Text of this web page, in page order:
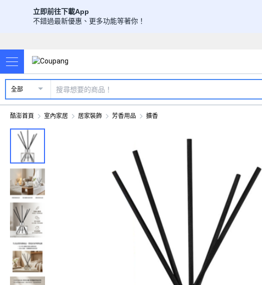
立即前往下載App
不錯過最新優惠、更多功能等著你！
全部
酷澎首頁 室內家居 居家裝飾 芳香用品 擴香